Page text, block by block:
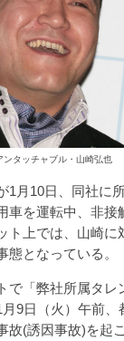
ンタッチャブル・山崎弘也
月10日、同社に
車を運転中、非接
ト上では、山崎に
態となっている。
「弊社所属タレ
9日（火）午前、
故(誘因事故)を起